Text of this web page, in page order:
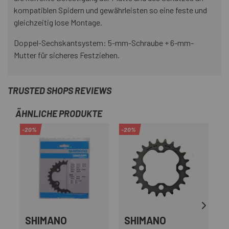
kompatiblen Spidern und gewährleisten so eine feste und
gleichzeitig lose Montage.
Doppel-Sechskantsystem: 5-mm-Schraube + 6-mm-
Mutter für sicheres Festziehen.
TRUSTED SHOPS REVIEWS
ÄHNLICHE PRODUKTE
-20%
SHIMANO
-20%
SHIMANO